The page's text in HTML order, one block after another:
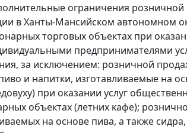
ограничения
в Ханты-Мансийском автономном
торговых объектах при
предпринимателями
за исключением: розничной
и напитки, изготавливаемые на
при оказании услуг
объектах (летних кафе);
на основе пива, а также